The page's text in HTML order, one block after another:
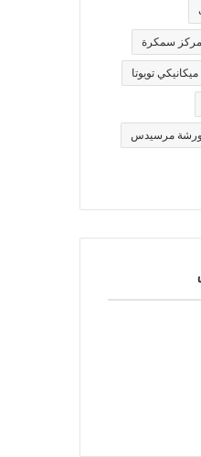
مركز سمكرة
ميكانيكي تويوتا
ورشة مرسيدس